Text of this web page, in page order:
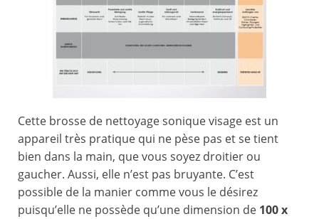
Cette brosse de nettoyage sonique visage est un
appareil très pratique qui ne pèse pas et se tient
bien dans la main, que vous soyez droitier ou
gaucher. Aussi, elle n’est pas bruyante. C’est
possible de la manier comme vous le désirez
puisqu’elle ne possède qu’une dimension de 100 x